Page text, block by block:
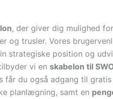
, der giver dig mulighed
og trusler. Vores
position og
vi en skabelon til
får du også adgang til gratis
planlægning, samt en